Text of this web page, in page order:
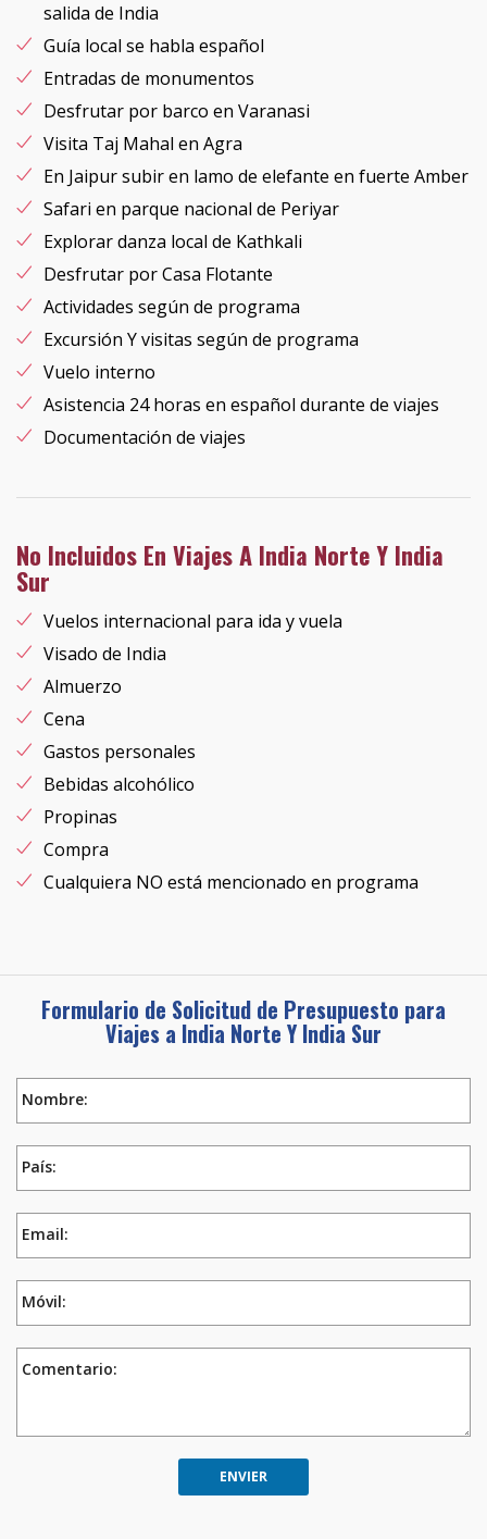
salida de India
Guía local se habla español
Entradas de monumentos
Desfrutar por barco en Varanasi
Visita Taj Mahal en Agra
En Jaipur subir en lamo de elefante en fuerte Amber
Safari en parque nacional de Periyar
Explorar danza local de Kathkali
Desfrutar por Casa Flotante
Actividades según de programa
Excursión Y visitas según de programa
Vuelo interno
Asistencia 24 horas en español durante de viajes
Documentación de viajes
No Incluidos En Viajes A India Norte Y India
Sur
Vuelos internacional para ida y vuela
Visado de India
Almuerzo
Cena
Gastos personales
Bebidas alcohólico
Propinas
Compra
Cualquiera NO está mencionado en programa
Formulario de Solicitud de Presupuesto para
Viajes a India Norte Y India Sur
Nombre:
País:
Email:
Móvil:
Comentario: